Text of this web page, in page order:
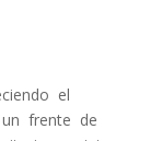
el
un frente de